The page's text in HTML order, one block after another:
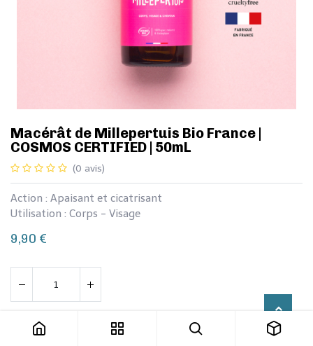
Macérât de Millepertuis Bio France |
COSMOS CERTIFIED | 50mL
(0 avis)
Action : Apaisant et cicatrisant
Utilisation : Corps - Visage
9,90 €
Ajouter au panier